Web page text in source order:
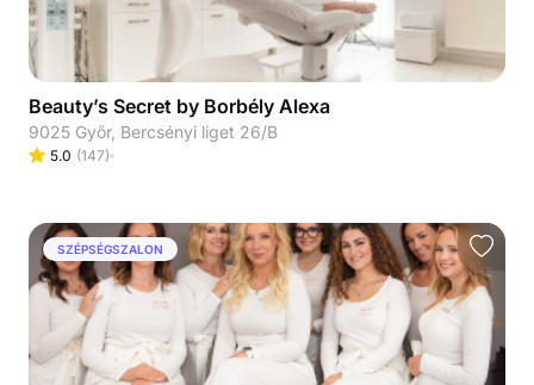
Beauty’s Secret by Borbély Alexa
9025 Győr, Bercsényi liget 26/B
5.0 (147)
SZÉPSÉGSZALON